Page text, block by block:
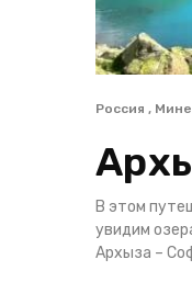
Россия ,
В этом
увидим
Архыза –